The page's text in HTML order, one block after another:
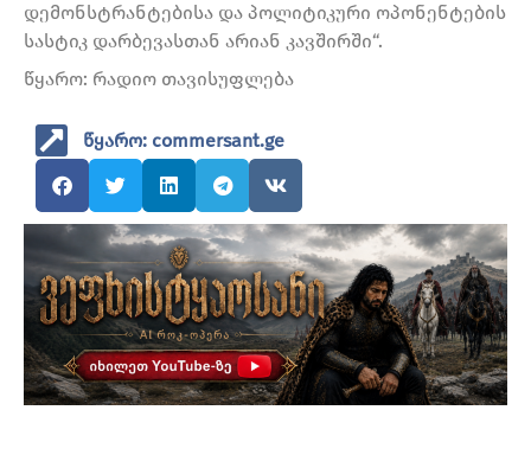
დემონსტრანტებისა და პოლიტიკური ოპონენტების
სასტიკ დარბევასთან არიან კავშირში“.
წყარო: რადიო თავისუფლება
წყარო: commersant.ge